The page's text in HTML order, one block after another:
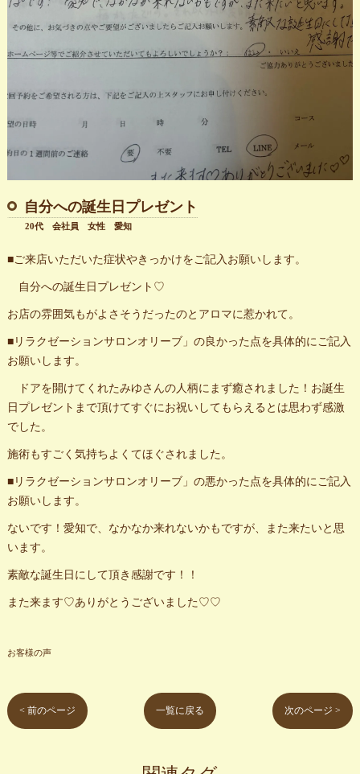
自分への誕生日プレゼント
20代 会社員 女性 愛知
■ご来店いただいた症状やきっかけをご記入お願いします。
自分への誕生日プレゼント♡
お店の雰囲気もがよさそうだったのとアロマに惹かれて。
■リラクゼーションサロンオリーブ」の良かった点を具体的にご記入
お願いします。
ドアを開けてくれたみゆさんの人柄にまず癒されました！お誕生
日プレゼントまで頂けてすぐにお祝いしてもらえるとは思わず感激
でした。
施術もすごく気持ちよくてほぐされました。
■リラクゼーションサロンオリーブ」の悪かった点を具体的にご記入
お願いします。
ないです！愛知で、なかなか来れないかもですが、また来たいと思
います。
素敵な誕生日にして頂き感謝です！！
また来ます♡ありがとうございました♡♡
お客様の声
< 前のページ 一覧に戻る 次のページ >